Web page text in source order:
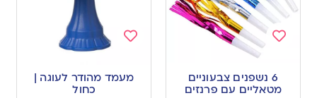
wishlist
6 נשפנים צבעוניים
מטאליים עם פרנזים
מעמד מהודר לעוגה |
כחול